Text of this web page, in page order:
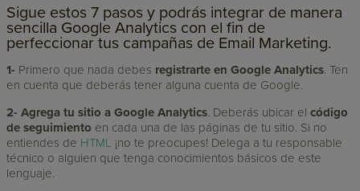
Sigue estos 7 pasos y podrás integrar de manera
sencilla Google Analytics con el fin de
perfeccionar tus campañas de Email Marketing.
1- Primero que nada debes registrarte en Google Analytics. Ten
en cuenta que deberás tener alguna cuenta de Google.
2- Agrega tu sitio a Google Analytics. Deberás ubicar elcódigo
de seguimiento en cada una de las páginas de tu sitio. Si no
entiendes de HTML ¡no te preocupes! Delega a tu responsable
técnico o alguien que tenga conocimientos básicos de este
lenguaje.